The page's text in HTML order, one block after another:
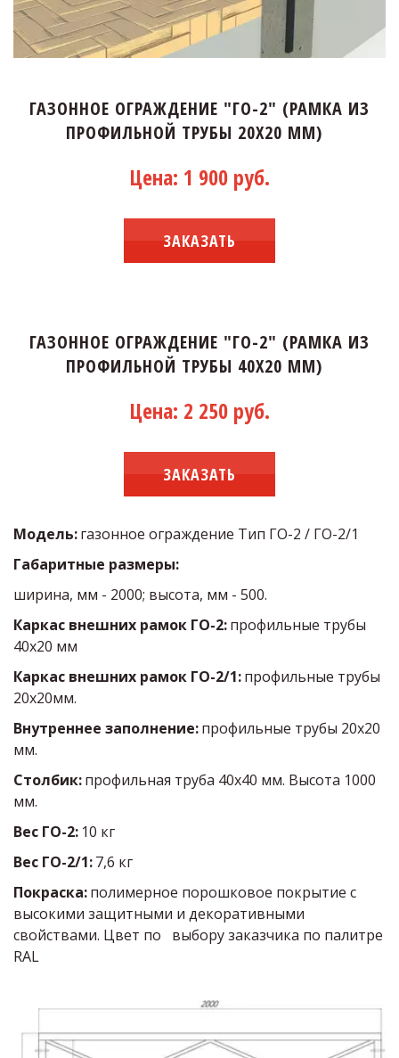
ГАЗОННОЕ ОГРАЖДЕНИЕ "ГО-2" (РАМКА ИЗ
ПРОФИЛЬНОЙ ТРУБЫ 20Х20 ММ)
Цена: 1 900 руб.
ЗАКАЗАТЬ
ГАЗОННОЕ ОГРАЖДЕНИЕ "ГО-2" (РАМКА ИЗ
ПРОФИЛЬНОЙ ТРУБЫ 40Х20 ММ)
Цена: 2 250 руб.
ЗАКАЗАТЬ
Модель: газонное ограждение Тип ГО-2 / ГО-2/1
Габаритные размеры:
ширина, мм - 2000; высота, мм - 500.
Каркас внешних рамок ГО-2: профильные трубы
40х20 мм
Каркас внешних рамок ГО-2/1: профильные трубы
20х20мм.
Внутреннее заполнение: профильные трубы 20х20
мм.
Столбик: профильная труба 40х40 мм. Высота 1000
мм.
Вес ГО-2: 10 кг
Вес ГО-2/1: 7,6 кг
Покраска: полимерное порошковое покрытие с
высокими защитными и декоративными
свойствами. Цвет по   выбору заказчика по палитре
RAL